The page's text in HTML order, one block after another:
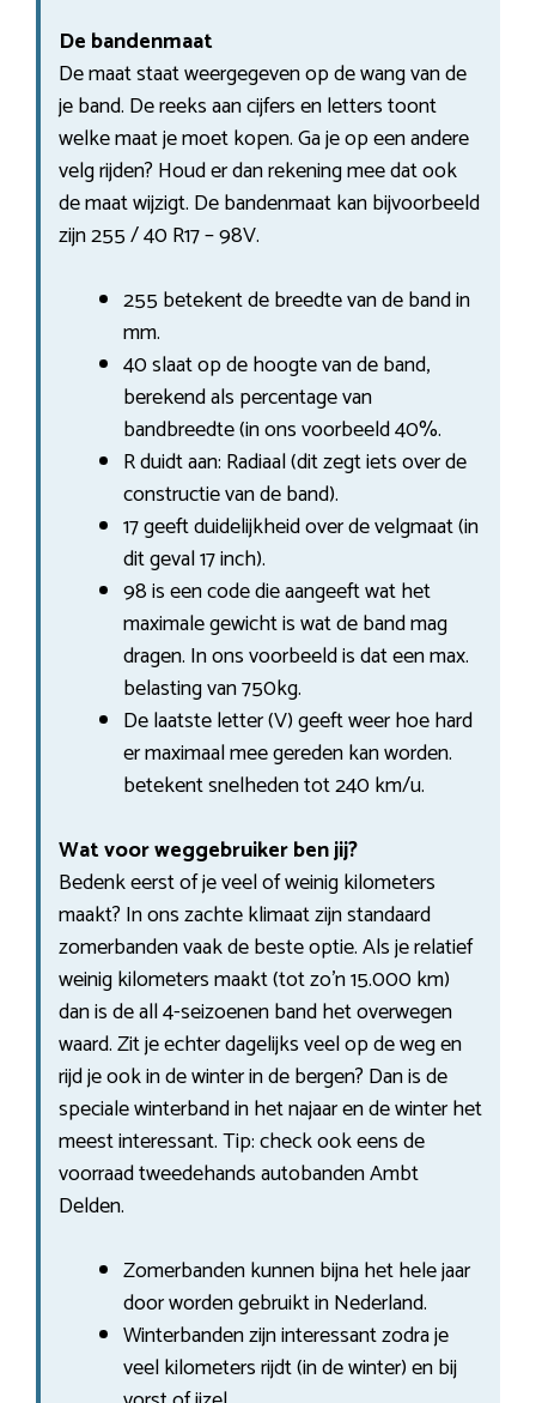
De bandenmaat
De maat staat weergegeven op de wang van de
je band. De reeks aan cijfers en letters toont
welke maat je moet kopen. Ga je op een andere
velg rijden? Houd er dan rekening mee dat ook
de maat wijzigt. De bandenmaat kan bijvoorbeeld
zijn 255 / 40 R17 – 98V.
255 betekent de breedte van de band in
mm.
40 slaat op de hoogte van de band,
berekend als percentage van
bandbreedte (in ons voorbeeld 40%.
R duidt aan: Radiaal (dit zegt iets over de
constructie van de band).
17 geeft duidelijkheid over de velgmaat (in
dit geval 17 inch).
98 is een code die aangeeft wat het
maximale gewicht is wat de band mag
dragen. In ons voorbeeld is dat een max.
belasting van 750kg.
De laatste letter (V) geeft weer hoe hard
er maximaal mee gereden kan worden.
betekent snelheden tot 240 km/u.
Wat voor weggebruiker ben jij?
Bedenk eerst of je veel of weinig kilometers
maakt? In ons zachte klimaat zijn standaard
zomerbanden vaak de beste optie. Als je relatief
weinig kilometers maakt (tot zo’n 15.000 km)
dan is de all 4-seizoenen band het overwegen
waard. Zit je echter dagelijks veel op de weg en
rijd je ook in de winter in de bergen? Dan is de
speciale winterband in het najaar en de winter het
meest interessant. Tip: check ook eens de
voorraad tweedehands autobanden Ambt
Delden.
Zomerbanden kunnen bijna het hele jaar
door worden gebruikt in Nederland.
Winterbanden zijn interessant zodra je
veel kilometers rijdt (in de winter) en bij